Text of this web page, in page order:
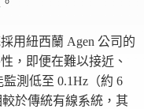
用紐西蘭 Agen 公司的
，即便在難以接近、
監測低至 0.1Hz （約 6
較於傳統有線系統，其